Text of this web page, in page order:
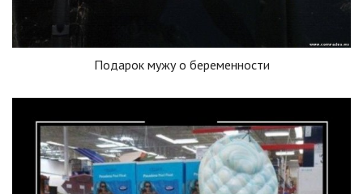
Подарок мужу о беременности